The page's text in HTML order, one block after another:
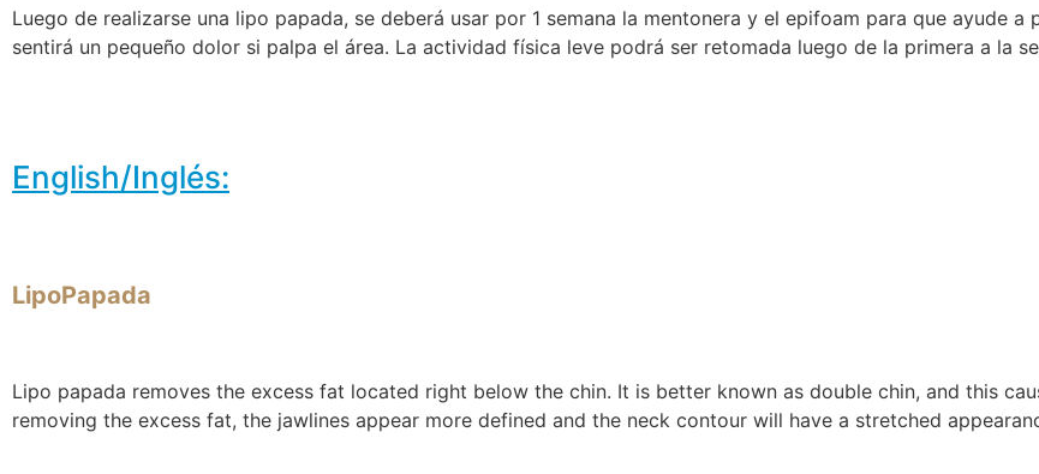
Luego de realizarse una lipo papada, se deberá usar por 1 semana la mentonera y el epifoam para que ayude a
sentirá un pequeño dolor si palpa el área. La actividad física leve podrá ser retomada luego de la primera a la
English/Inglés:
LipoPapada
Lipo papada removes the excess fat located right below the chin. It is better known as double chin, and this
removing the excess fat, the jawlines appear more defined and the neck contour will have a stretched